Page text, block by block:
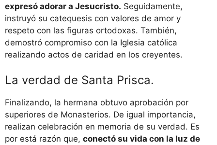
expresó adorar a Jesucristo. Seguidamente,
instruyó su catequesis con valores de amor y
respeto con las figuras ortodoxas. También,
demostró compromiso con la Iglesia católica
realizando actos de caridad en los creyentes.
La verdad de Santa Prisca.
Finalizando, la hermana obtuvo aprobación por
superiores de Monasterios. De igual importancia,
realizan celebración en memoria de su verdad. Es
por está razón que, conectó su vida con la luz de